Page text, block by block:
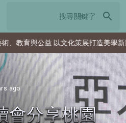
search
化策展打造美學新影響力 永
ago
會分享桃園